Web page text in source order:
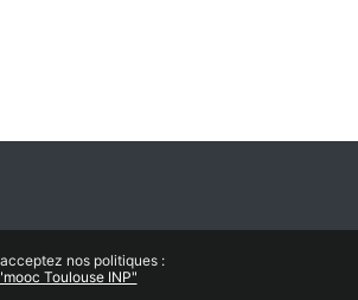
nos politiques :
Toulouse INP"